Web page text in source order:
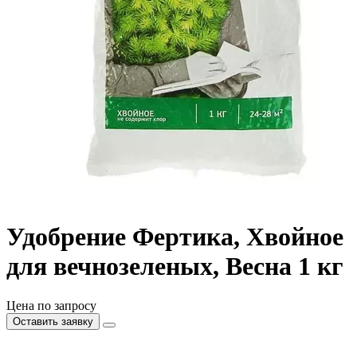
Удобрение Фертика, Хвойное
для вечнозеленых, Весна 1 кг
Цена по запросу
Оставить заявку